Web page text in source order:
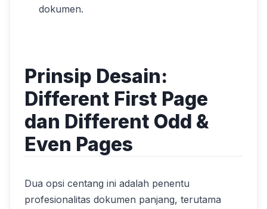
dokumen.
Prinsip Desain:
Different First Page
dan Different Odd &
Even Pages
Dua opsi centang ini adalah penentu
profesionalitas dokumen panjang, terutama